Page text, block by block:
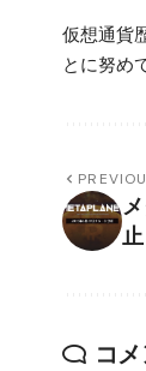
仮想通貨
とに努め
コ